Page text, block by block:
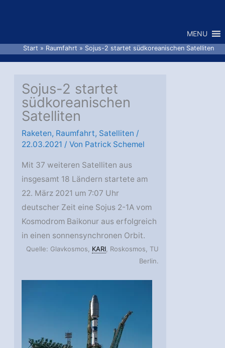
MENU
Start Raumfahrt Sojus-2 startet südkoreanischen Satelliten
Sojus-2 startet
südkoreanischen
Satelliten
Raketen, Raumfahrt, Satelliten /
22.03.2021 / Von Patrick Schemel
Mit 37 weiteren Satelliten aus
insgesamt 18 Ländern startete am
22. März 2021 um 7:07 Uhr
deutscher Zeit eine Sojus 2-1A vom
Kosmodrom Baikonur aus erfolgreich
in einen sonnensynchronen Orbit.
Quelle: Glavkosmos, KARI , Roskosmos, TU
Berlin.